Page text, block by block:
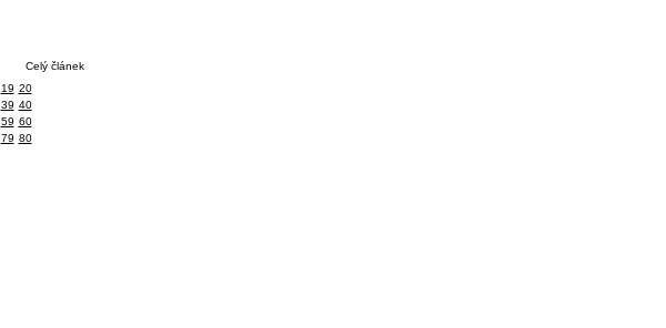
Celý článek
19 20
39 40
59 60
79 80